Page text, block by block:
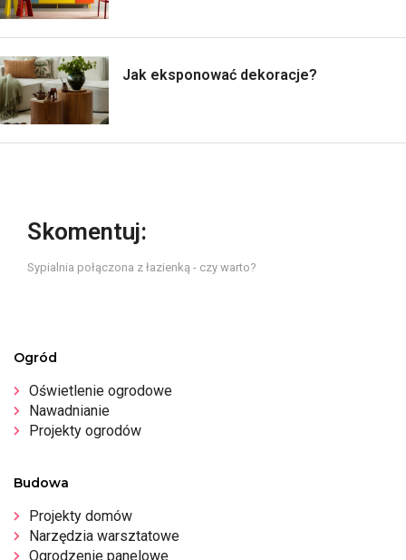
Jak eksponować dekoracje?
Skomentuj:
Sypialnia połączona z łazienką - czy warto?
Ogród
Oświetlenie ogrodowe
Nawadnianie
Projekty ogrodów
Budowa
Projekty domów
Narzędzia warsztatowe
Ogrodzenie panelowe